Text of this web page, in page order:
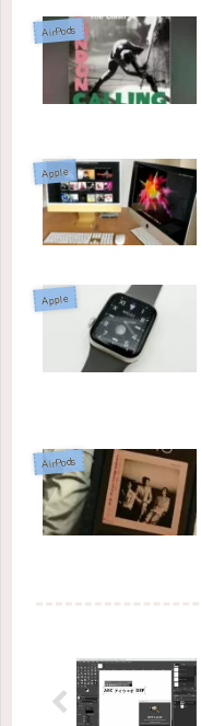
AirPods
Apple
Apple
AirPods